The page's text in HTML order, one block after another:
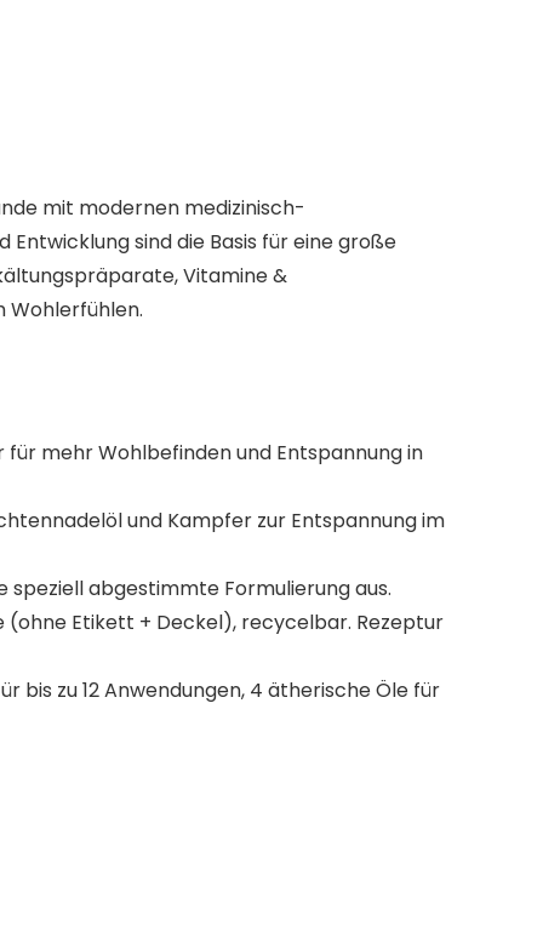
mit modernen medizinisch-
sind die Basis für eine große
Vitamine &
mehr Wohlbefinden und Entspannung in
und Kampfer zur Entspannung im
abgestimmte Formulierung aus.
(ohne Etikett + Deckel), recycelbar. Rezeptur
bis zu 12 Anwendungen, 4 ätherische Öle für